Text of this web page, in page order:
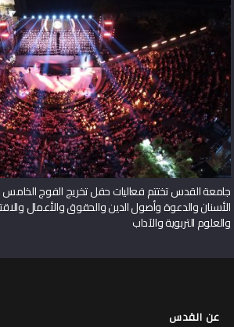
جامعة القدس تختتم فعاليات حفل تخريج الفوج الخامس
الأسنان والدعوة وأصول الدين والحقوق والأعمال
والعلوم التربوية والآداب
عن القدس